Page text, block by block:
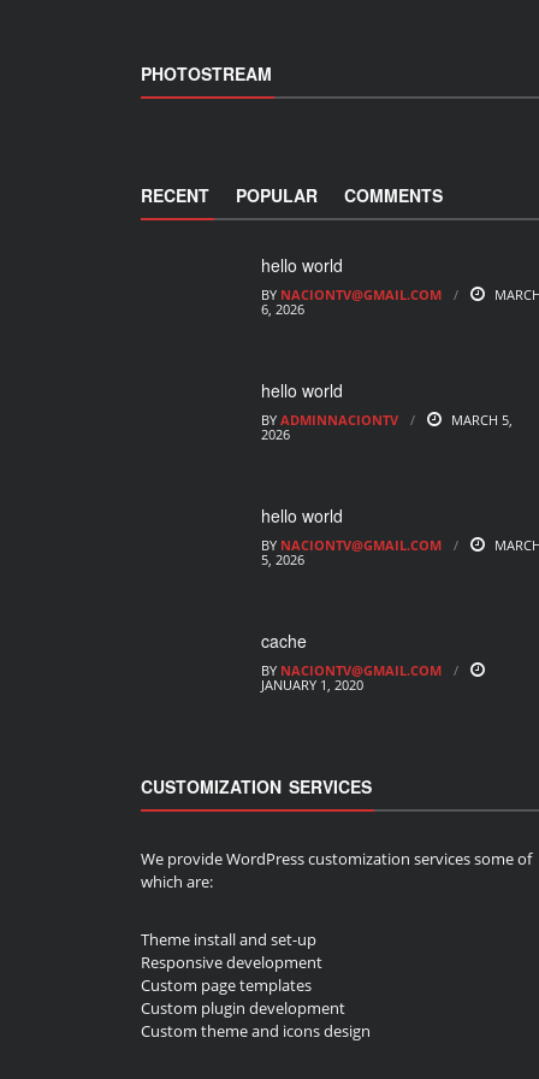
PHOTOSTREAM
RECENT POPULAR COMMENTS
hello world
BY NACIONTV@GMAIL.COM
6, 2026
hello world
BY ADMINNACIONTV
MARCH 5,
2026
hello world
BY NACIONTV@GMAIL.COM
5, 2026
cache
BY NACIONTV@GMAIL.COM
JANUARY 1, 2020
CUSTOMIZATION SERVICES
We provide WordPress customization services some of
which are:
Theme install and set-up
Responsive development
Custom page templates
Custom plugin development
Custom theme and icons design